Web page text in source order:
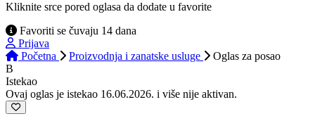
Kliknite srce pored oglasa da dodate u favorite
Favoriti se čuvaju 14 dana
Prijava
Početna
Proizvodnja i zanatske usluge Oglas za posao
B
Istekao
Ovaj oglas je istekao 16.06.2026. i više nije aktivan.